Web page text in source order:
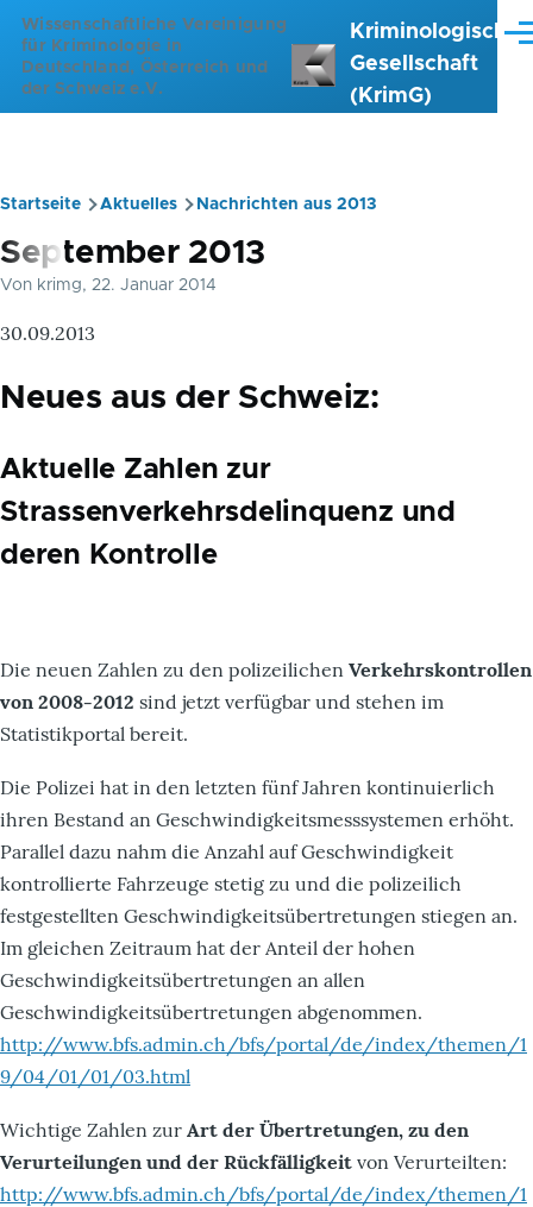
Direkt zum Inhalt
Wissenschaftliche Vereinigung
für Kriminologie in
Deutschland, Österreich und
der Schweiz e.V.
Kriminologische
Gesellschaft
(KrimG)
Pfadnavigation
Startseite Aktuelles Nachrichten aus 2013
September 2013
Von krimg, 22. Januar 2014
30.09.2013
Neues aus der Schweiz:
Aktuelle Zahlen zur
Strassenverkehrsdelinquenz und
deren Kontrolle
Die neuen Zahlen zu den polizeilichen Verkehrskontrollen
von 2008-2012 sind jetzt verfügbar und stehen im
Statistikportal bereit.
Die Polizei hat in den letzten fünf Jahren kontinuierlich
ihren Bestand an Geschwindigkeitsmesssystemen erhöht.
Parallel dazu nahm die Anzahl auf Geschwindigkeit
kontrollierte Fahrzeuge stetig zu und die polizeilich
festgestellten Geschwindigkeitsübertretungen stiegen an.
Im gleichen Zeitraum hat der Anteil der hohen
Geschwindigkeitsübertretungen an allen
Geschwindigkeitsübertretungen abgenommen.
http://www.bfs.admin.ch/bfs/portal/de/index/themen/1
9/04/01/01/03.html
Wichtige Zahlen zur Art der Übertretungen, zu den
Verurteilungen und der Rückfälligkeit von Verurteilten:
http://www.bfs.admin.ch/bfs/portal/de/index/themen/1